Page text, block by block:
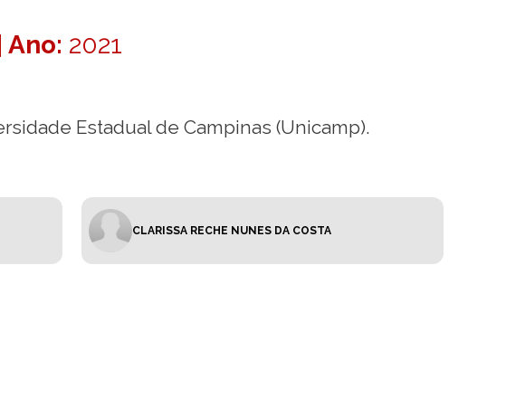
Ano: 2021
Estadual de Campinas (Unicamp).
CLARISSA RECHE NUNES DA COSTA